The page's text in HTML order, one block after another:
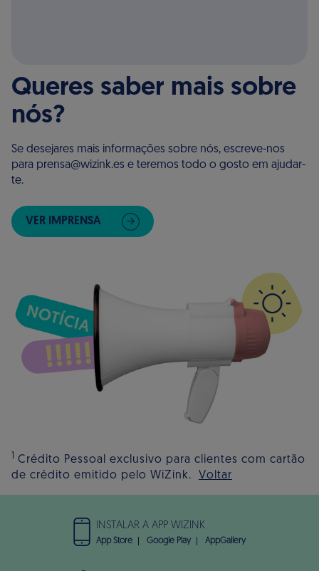
Queres saber mais sobre
nós?
Se desejares mais informações sobre nós, escreve-nos
para prensa@wizink.es e teremos todo o gosto em ajudar-
te.
VER IMPRENSA
Crédito Pessoal exclusivo para clientes com cartão
de crédito emitido pelo WiZink. Voltar
INSTALAR A APP WIZINK
App Store Google Play AppGallery